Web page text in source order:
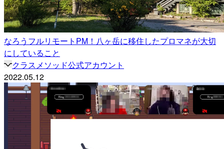
なろうフルリモートPM！八ヶ岳に移住したプロマネが大切
にしていること
クラスメソッド公式アカウント
2022.05.12